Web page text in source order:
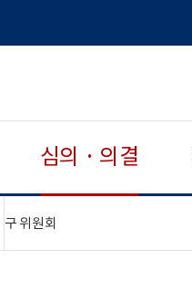
심의 · 의결
구 위원회